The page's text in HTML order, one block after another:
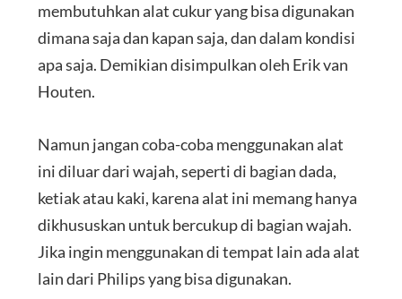
membutuhkan alat cukur yang bisa digunakan
dimana saja dan kapan saja, dan dalam kondisi
apa saja. Demikian disimpulkan oleh Erik van
Houten.
Namun jangan coba-coba menggunakan alat
ini diluar dari wajah, seperti di bagian dada,
ketiak atau kaki, karena alat ini memang hanya
dikhususkan untuk bercukup di bagian wajah.
Jika ingin menggunakan di tempat lain ada alat
lain dari Philips yang bisa digunakan.